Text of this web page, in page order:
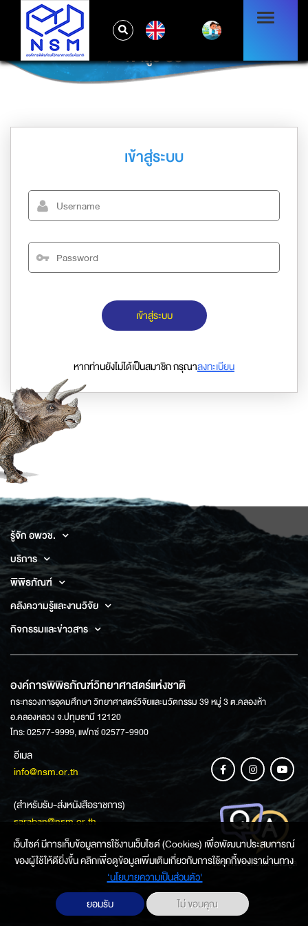
เข้าสู่ระบบ
เข้าสู่ระบบ
เข้าสู่ระบบ
หากท่านยังไม่ได้เป็นสมาชิก กรุณาลงทะเบียน
รู้จัก อพวช.
บริการ
พิพิธภัณฑ์
คลังความรู้และงานวิจัย
กิจกรรมและข่าวสาร
องค์การพิพิธภัณฑ์วิทยาศาสตร์แห่งชาติ
กระทรวงการอุดมศึกษา วิทยาศาสตร์วิจัยและนวัตกรรม 39 หมู่ 3 ต.คลองห้า
อ.คลองหลวง จ.ปทุมธานี 12120
โทร: 02577-9999, แฟกซ์ 02577-9900
อีเมล
info@nsm.or.th
(สำหรับรับ-ส่งหนังสือราชการ)
saraban@nsm.or.th
ช่องทางการสอบถามข้อมูล
เว็บไซค์ มีการเก็บข้อมูลการใช้งานเว็บไซต์ (Cookies) เพื่อพัฒนาประสบการณ์
ของผู้ใช้ให้ดียิ่งขึ้น คลิกเพื่อดูข้อมูลเพิ่มเติมเกี่ยวกับการใช้คุกกี้ของเราผ่านทาง
‘นโยบายความเป็นส่วนตัว'
ยอมรับ
ไม่ ขอบคุณ